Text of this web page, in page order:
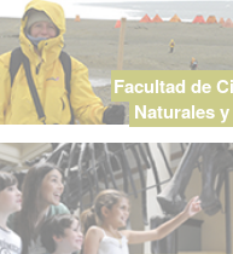
Facultad de
Naturales y